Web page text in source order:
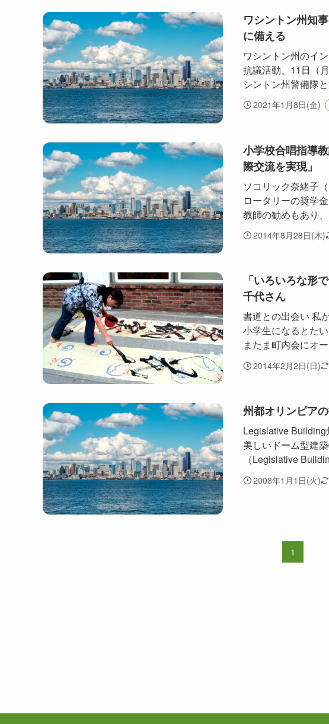
ワシントン州知
に備える
ワシントン州のイ
抗議活動、11日（
シントン州警備隊
2021年1月8日(金)
小学校合唱指導
際交流を実現」
ソコリック奈緒子
ロータリーの奨学
教師の勧めもあり
2014年8月28日(木)
「いろいろな形
千代さん
書道との出会い 私
小学生になるとた
またま町内会にオ
2014年2月2日(日)
州都オリンピア
Legislative Building
美しいドーム型建
（Legislative
2008年1月1日(火)
1